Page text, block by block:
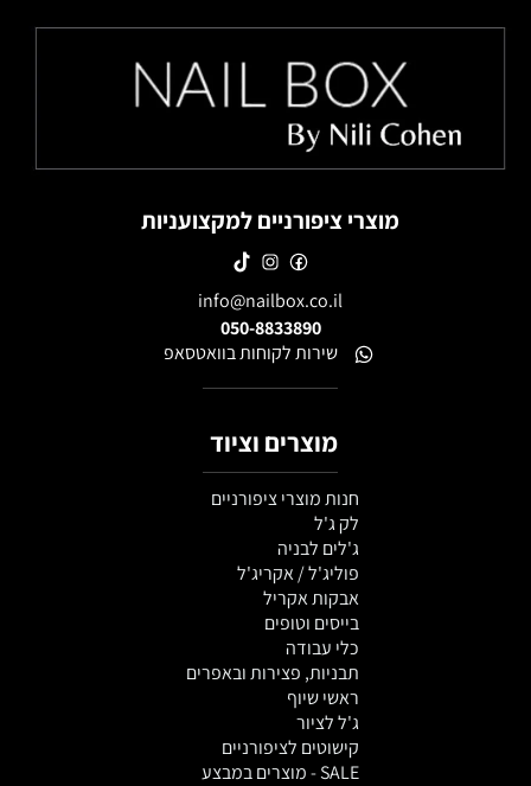
מוצרי ציפורניים למקצועניות
info@nailbox.co.il
050-8833890
שירות לקוחות בוואטסאפ
מוצרים וציוד
חנות מוצרי ציפורניים
לק ג'ל
ג'לים לבניה
פוליג'ל / אקריג'ל
אבקות אקריל
בייסים וטופים
כלי עבודה
תבניות, פצירות ובאפרים
ראשי שיוף
ג'ל לציור
קישוטים לציפורניים
SALE - מוצרים במבצע